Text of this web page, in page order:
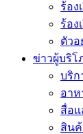
ร้อง
ร้อง
ตัว
ข่าวผู้บริโ
บริก
อา
สื่อ
สินค้